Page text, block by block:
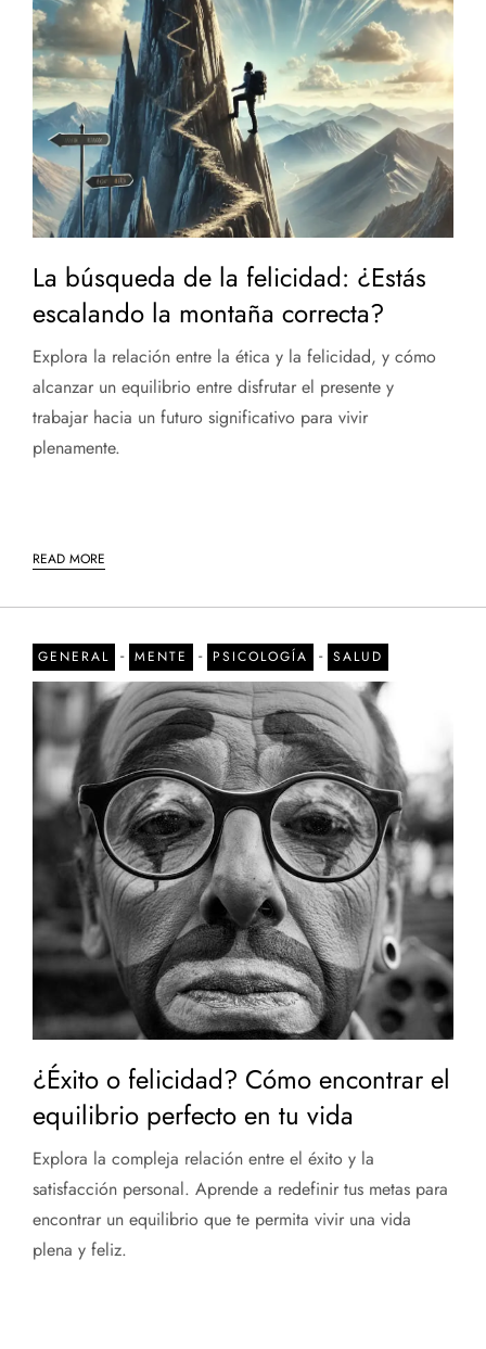
La búsqueda de la felicidad: ¿Estás
escalando la montaña correcta?
Explora la relación entre la ética y la felicidad, y cómo
alcanzar un equilibrio entre disfrutar el presente y
trabajar hacia un futuro significativo para vivir
plenamente.
READ MORE
GENERAL - MENTE - PSICOLOGÍA - SALUD
¿Éxito o felicidad? Cómo encontrar el
equilibrio perfecto en tu vida
Explora la compleja relación entre el éxito y la
satisfacción personal. Aprende a redefinir tus metas para
encontrar un equilibrio que te permita vivir una vida
plena y feliz.